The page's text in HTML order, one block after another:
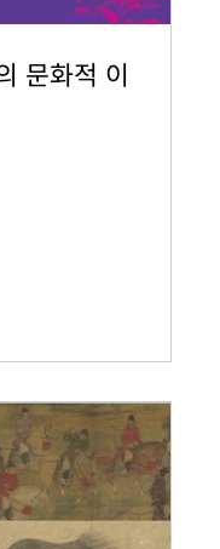
문화적 이